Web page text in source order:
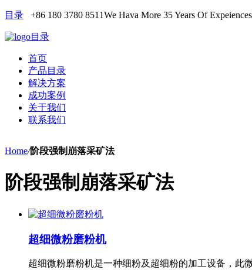
目录 +86 180 3780 8511We Hava More 35 Years Of Expeiences
目录
首页
产品目录
解决方案
成功案例
关于我们
联系我们
Home/阶段强制崩落采矿法
阶段强制崩落采矿法
超细微粉磨粉机
超细微粉磨粉机是一种细粉及超细粉的加工设备，此